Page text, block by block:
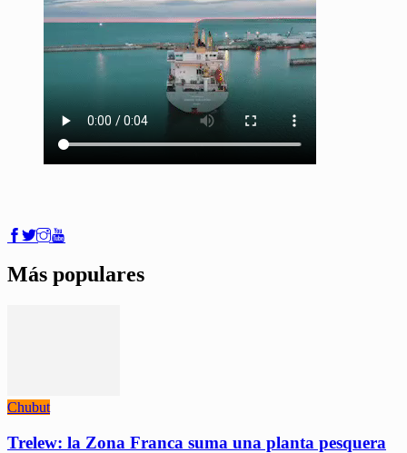
Más populares
Chubut
Trelew: la Zona Franca suma una planta pesquera